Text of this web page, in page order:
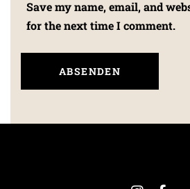
Save my name, email, and
for the next time I comment.